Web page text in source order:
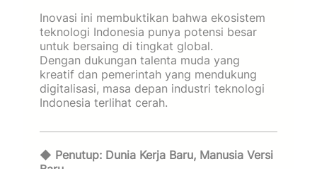
Inovasi ini membuktikan bahwa ekosistem
teknologi Indonesia punya potensi besar
untuk bersaing di tingkat global.
Dengan dukungan talenta muda yang
kreatif dan pemerintah yang mendukung
digitalisasi, masa depan industri teknologi
Indonesia terlihat cerah.
◆ Penutup: Dunia Kerja Baru, Manusia Versi